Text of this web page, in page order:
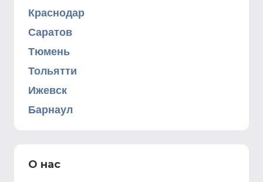
Краснодар
Саратов
Тюмень
Тольятти
Ижевск
Барнаул
О нас